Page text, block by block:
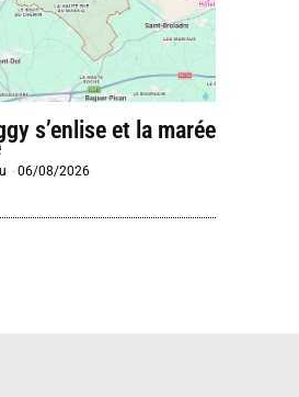
s’enlise et la marée
-06/08/2026